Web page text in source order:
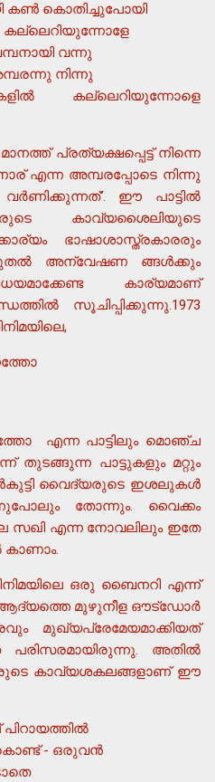
കണ്‍ കൊതിച്ചുപോയി
വന്നു
നിന്നു
കല്ലെറിയുന്നോളെ
പ്രത്യക്ഷപ്പെട്ട് നിന്നെ
എന്ന അമ്പരപ്പോടെ നിന്നു
ഈ പാട്ടില്‍
കാവ്യശൈലിയുടെ
ഭാഷാശാസ്ത്രകാരരും
അന്വേഷണ ങ്ങള്‍ക്കും
കാര്യമാണ്
സൂചിപ്പിക്കുന്നു.1973
എന്ന പാട്ടിലും മൊഞ്ച
തുടങ്ങുന്ന പാട്ടുകളും മറ്റും
വൈദ്യരുടെ ഇശലുകള്‍
തോന്നും. വൈക്കം
സഖി എന്ന നോവലിലും ഇതേ
ഒരു ബൈനറി എന്ന്
ആദ്യത്തെ മുഴുനീള ഔട്ഡോര്‍
മുഖ്യപ്രേമേയമാക്കിയത്
പരിസരമായിരുന്നു. അതില്‍
കാവ്യശകലങ്ങളാണ് ഈ
- ഒരുവന്‍